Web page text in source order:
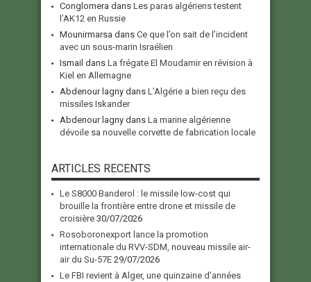
Conglomera dans Les paras algériens testent
l’AK12 en Russie
Mounirmarsa dans Ce que l’on sait de l’incident
avec un sous-marin Israélien
Ismail dans La frégate El Moudamir en révision à
Kiel en Allemagne
Abdenour lagny dans L’Algérie a bien reçu des
missiles Iskander
Abdenour lagny dans La marine algérienne
dévoile sa nouvelle corvette de fabrication locale
ARTICLES RECENTS
Le S8000 Banderol : le missile low-cost qui
brouille la frontière entre drone et missile de
croisière 30/07/2026
Rosoboronexport lance la promotion
internationale du RVV-SDM, nouveau missile air-
air du Su-57E 29/07/2026
Le FBI revient à Alger, une quinzaine d’années